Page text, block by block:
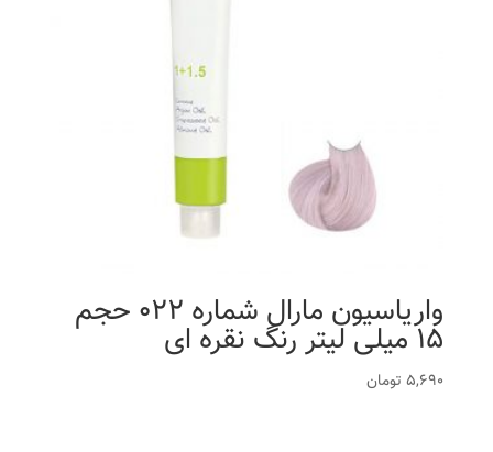
واریاسیون مارال شماره 022 حجم
15 میلی لیتر رنگ نقره ای
5,690 تومان